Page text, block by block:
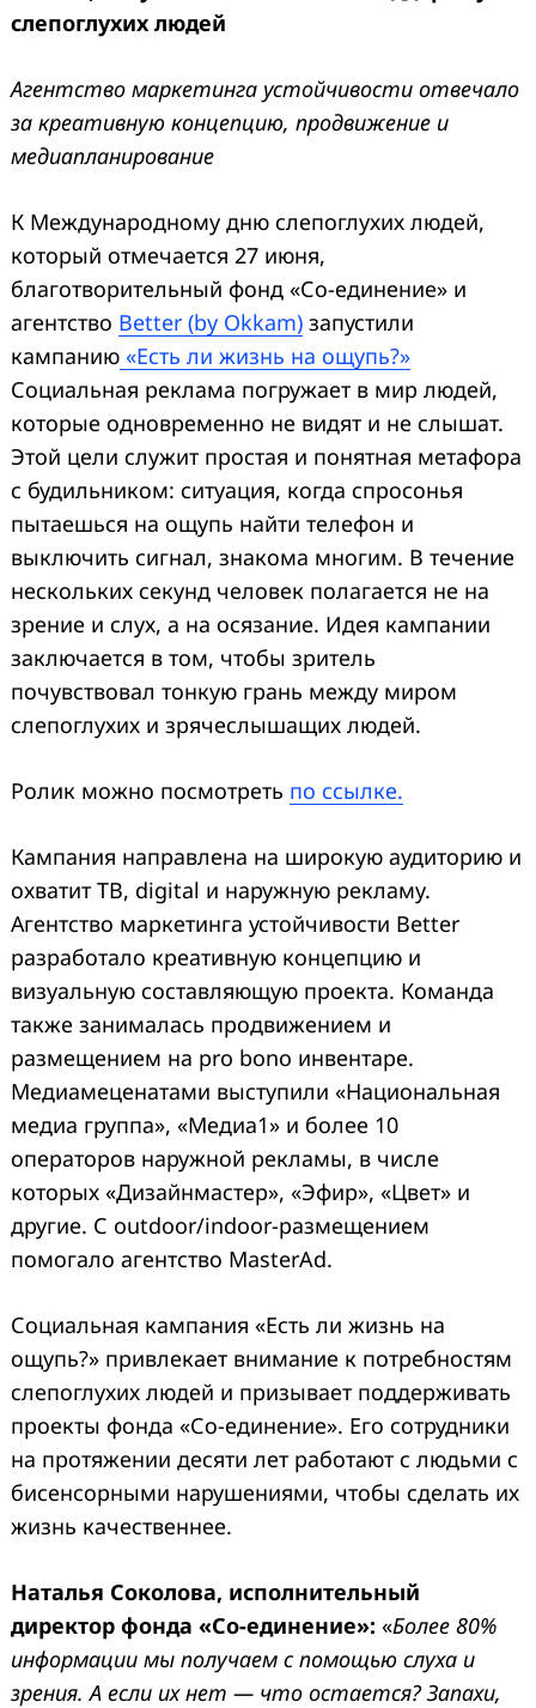
слепоглухих людей
Агентство маркетинга устойчивости отвечало
за креативную концепцию, продвижение и
медиапланирование
К Международному дню слепоглухих людей,
который отмечается 27 июня,
благотворительный фонд «Со-единение» и
агентство Better (by Okkam) запустили
кампанию «Есть ли жизнь на ощупь?»
Социальная реклама погружает в мир людей,
которые одновременно не видят и не слышат.
Этой цели служит простая и понятная метафора
с будильником: ситуация, когда спросонья
пытаешься на ощупь найти телефон и
выключить сигнал, знакома многим. В течение
нескольких секунд человек полагается не на
зрение и слух, а на осязание. Идея кампании
заключается в том, чтобы зритель
почувствовал тонкую грань между миром
слепоглухих и зрячеслышащих людей.
Ролик можно посмотреть по ссылке.
Кампания направлена на широкую аудиторию и
охватит ТВ, digital и наружную рекламу.
Агентство маркетинга устойчивости Better
разработало креативную концепцию и
визуальную составляющую проекта. Команда
также занималась продвижением и
размещением на pro bono инвентаре.
Медиамеценатами выступили «Национальная
медиа группа», «Медиа1» и более 10
операторов наружной рекламы, в числе
которых «Дизайнмастер», «Эфир», «Цвет» и
другие. С outdoor/indoor-размещением
помогало агентство MasterAd.
Социальная кампания «Есть ли жизнь на
ощупь?» привлекает внимание к потребностям
слепоглухих людей и призывает поддерживать
проекты фонда «Со-единение». Его сотрудники
на протяжении десяти лет работают с людьми с
бисенсорными нарушениями, чтобы сделать их
жизнь качественнее.
Наталья Соколова, исполнительный
директор фонда «Со-единение»: «Более 80%
информации мы получаем с помощью слуха и
зрения. А если их нет — что остается? Запахи,
Search
for: